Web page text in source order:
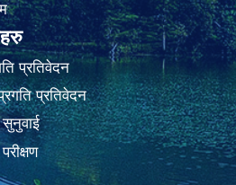
प्रतिवेदन
प्रतिवेदन